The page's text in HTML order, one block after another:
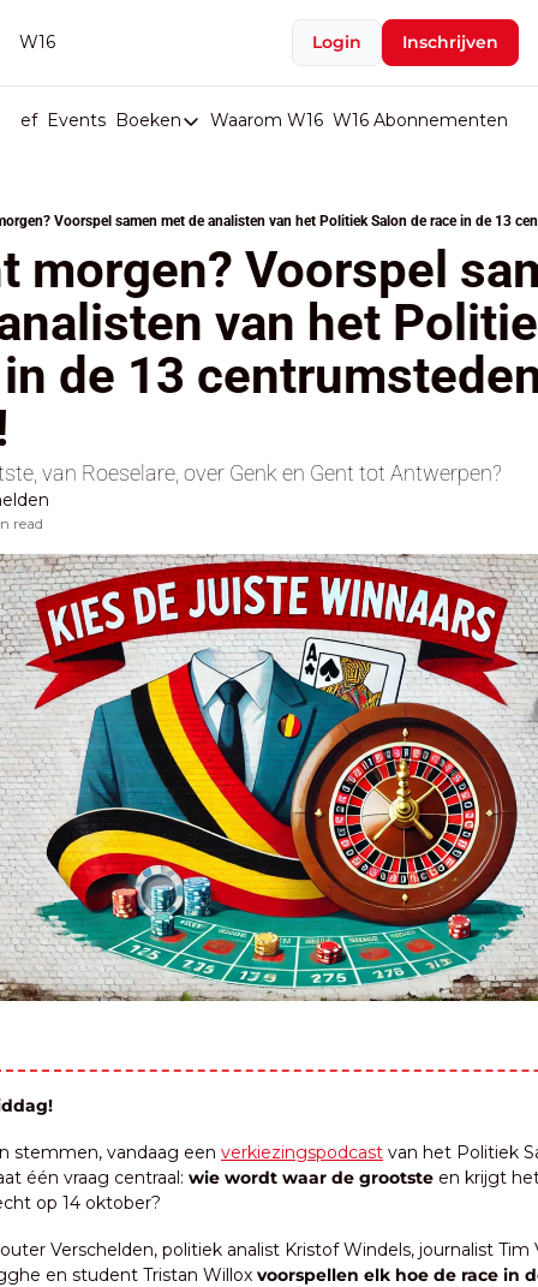
W16 Login Inschrijven
Events Boeken
Boeken
Boeken
Stop de Persen
Het Merk België
De Doodgravers van België
Waarom W16 W16 Abonnementen
Voorspel samen met de analisten van het Politiek Salon de race in de 13
morgen? Voorspel
van het
de 13
van Roeselare, over Genk en Gent tot Antwerpen?
read
stemmen, vandaag een verkiezingspodcast van het Politiek
één vraag centraal: wie wordt waar de grootste en krijgt
op 14 oktober?
Verschelden, politiek analist Kristof Windels, journalist Tim
en student Tristan Willox voorspellen elk hoe de race in